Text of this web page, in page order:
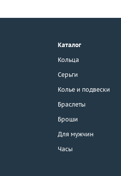
г. Москва, Тихвинский пер., д. 7,
3D-тур по шоуруму
Каталог
Кольца
Серьги
Колье и подвески
Браслеты
Броши
Для мужчин
Часы